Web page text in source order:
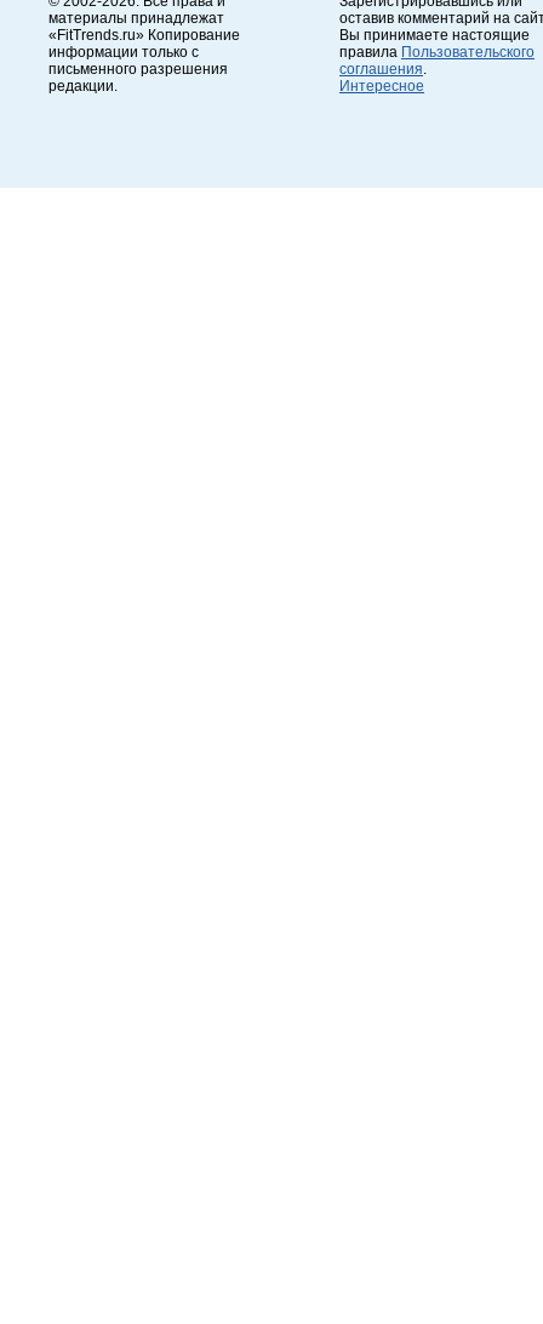
материалы принадлежат
«FitTrends.ru» Копирование
информации только с
письменного разрешения
редакции.
оставив комментарий на
Вы принимаете настоящие
правила Пользовательского
соглашения
Интересное